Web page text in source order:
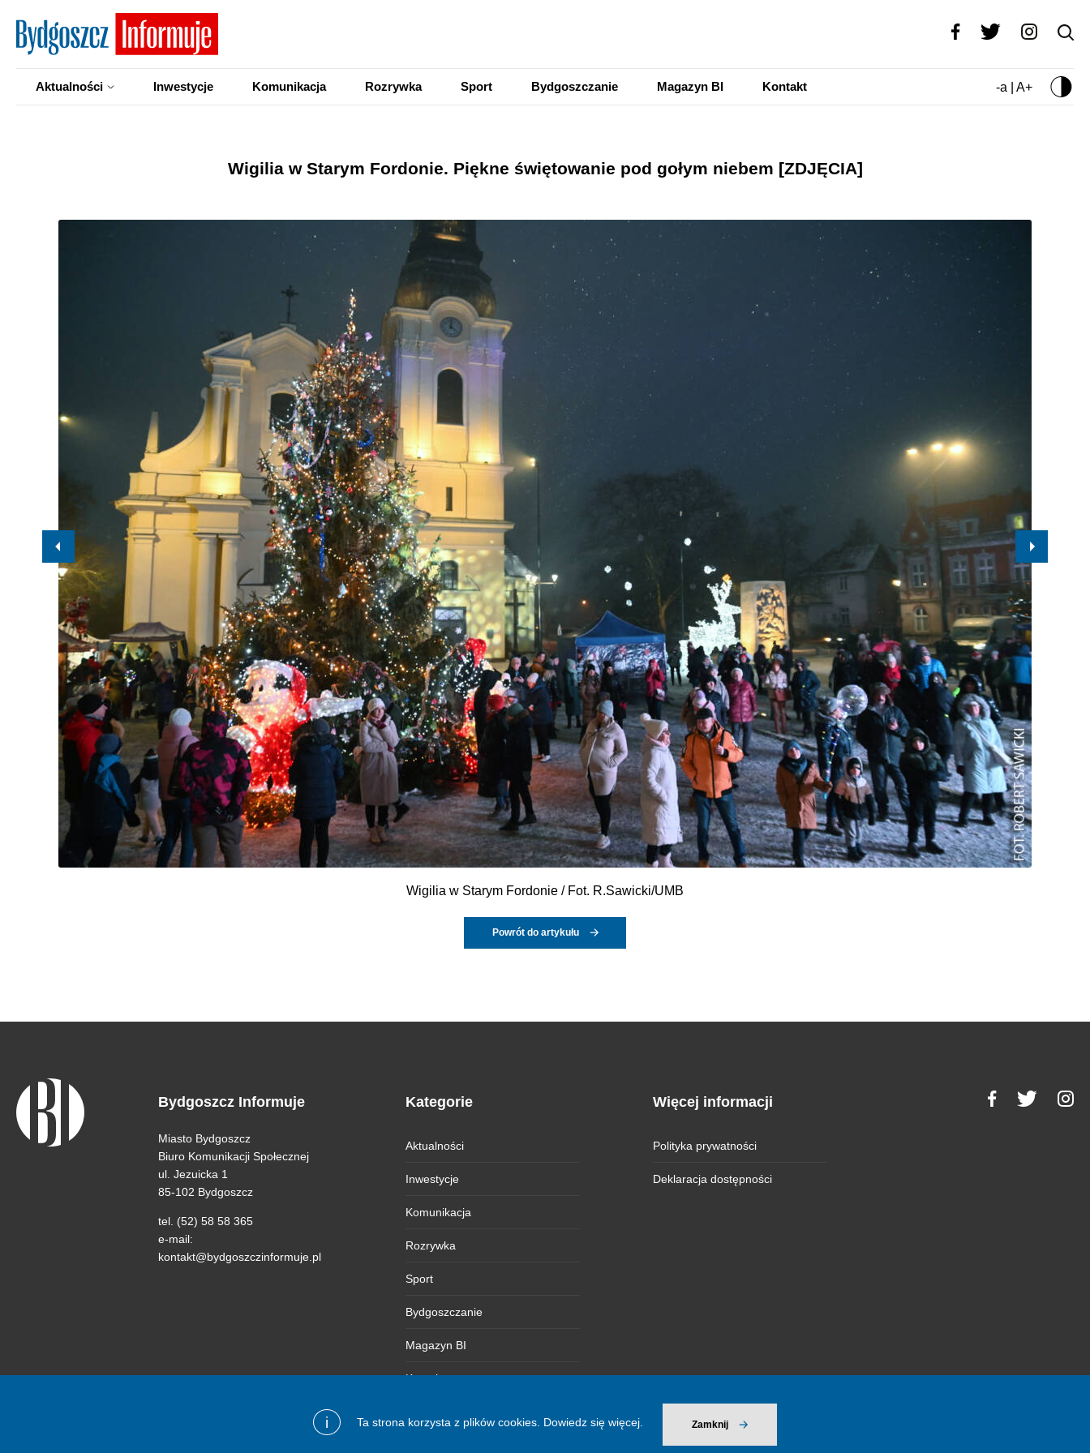
i Ta strona korzysta z plików cookies. Dowiedz się więcej. Zamknij
Aktualności Inwestycje Komunikacja Rozrywka Sport Bydgoszczanie Magazyn BI Kontakt -a | A+
Wigilia w Starym Fordonie. Piękne świętowanie pod gołym niebem [ZDJĘCIA]
Wigilia w Starym Fordonie / Fot. R.Sawicki/UMB
Powrót do artykułu
Bydgoszcz Informuje
Miasto Bydgoszcz
Biuro Komunikacji Społecznej
ul. Jezuicka 1
85-102 Bydgoszcz
tel. (52) 58 58 365
e-mail:
kontakt@bydgoszczinformuje.pl
Kategorie
Aktualności
Inwestycje
Komunikacja
Rozrywka
Sport
Bydgoszczanie
Magazyn BI
Kontakt
Więcej informacji
Polityka prywatności
Deklaracja dostępności